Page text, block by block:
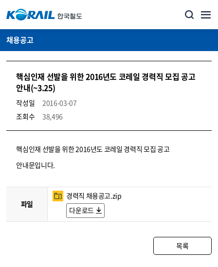
채용공고
핵심인재 선발을 위한 2016년도 코레일 경력직 모집 공고
안내(~3.25)
작성일
2016-03-07
조회수
38,496
코레일소개_경영공시_채용공고 상세보기 – 내용, 파일, 담당자 연락처로 구성
핵심인재 선발을 위한 2016년도 코레일 경력직 모집 공고
안내문입니다.
파일
경력직 채용공고.zip
다운로드
목록